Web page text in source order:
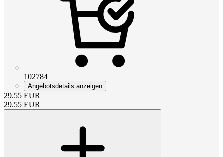
102784
Angebotsdetails anzeigen
29.55 EUR
29.55 EUR